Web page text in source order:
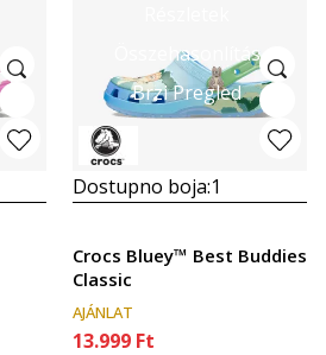
Összehasonlítás
Brzi Pregled
Dostupno boja:1
Crocs Bluey™ Best Buddies
Classic
AJÁNLAT
13.999 Ft